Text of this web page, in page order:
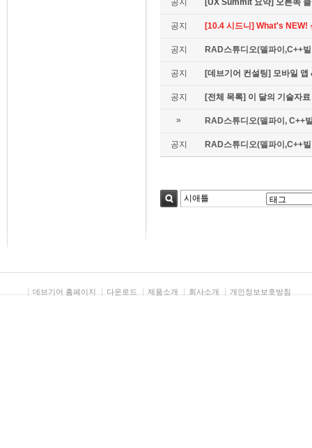
공지 [UX Summit 요약] 오른쪽
공지 [10.4 시드니] What's NEW!
공지 RAD스튜디오(델파이,C++
공지 [데브기어 컨설팅] 모바일
공지 [전체 목록] 이 달의 기술자
» RAD스튜디오(델파이, C++
공지 RAD스튜디오(델파이,C++
데브기어 홈페이지 다운로드 제품소개 회사소개 개인정보보호방침